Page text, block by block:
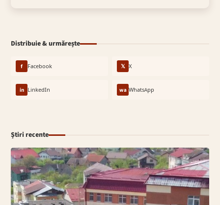
Distribuie & urmărește
f Facebook 𝕏 X
in LinkedIn wa WhatsApp
Știri recente